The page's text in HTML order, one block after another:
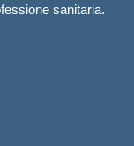
sanitaria.